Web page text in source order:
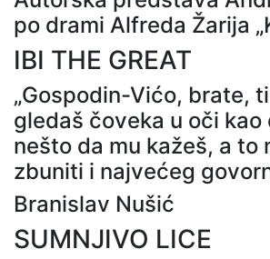
po drami Alfreda Žarija
IBI THE GREAT
„Gospodin-Vićo, brate,
gledaš čoveka u oči kao
nešto da mu kažeš, a to
zbuniti i najvećeg
Branislav Nušić
SUMNJIVO LICE